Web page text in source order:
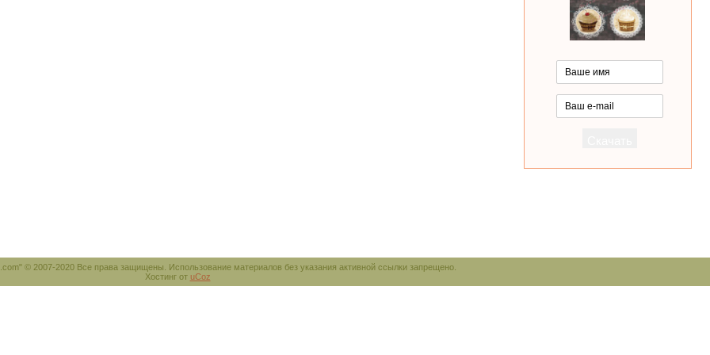
© 2007-2020 Все права защищены. Использование материалов без указания активной ссылки запрещено.
Хостинг от uCoz